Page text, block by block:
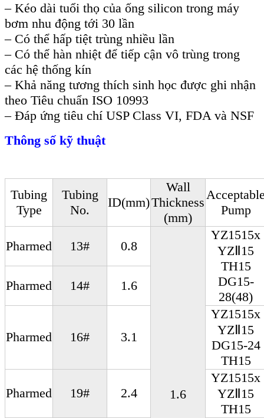
– Kéo dài tuổi thọ của ống silicon trong máy
bơm nhu động tới 30 lần
– Có thể hấp tiệt trùng nhiều lần
– Có thể hàn nhiệt để tiếp cận vô trùng trong
các hệ thống kín
– Khả năng tương thích sinh học được ghi nhận
theo Tiêu chuẩn ISO 10993
– Đáp ứng tiêu chí USP Class VI, FDA và NSF
Thông số kỹ thuật
Tubing
Type
Tubing
No.
ID(mm)
Wall
Thickness
(mm)
Pump
Pharmed 13# 0.8
1.6
YZ1515x
YZⅡ15
TH15
DG15-
28(48)
Pharmed 14# 1.6
Pharmed 16# 3.1
YZ1515x
YZⅡ15
DG15-24
TH15
Pharmed 19# 2.4
YZ1515x
YZⅡ15
TH15